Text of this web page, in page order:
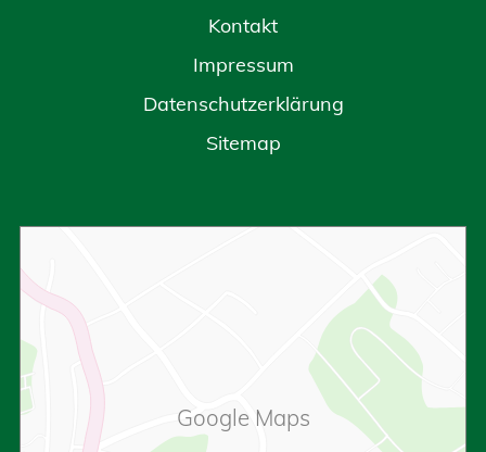
Kontakt
Impressum
Datenschutzerklärung
Sitemap
Google Maps